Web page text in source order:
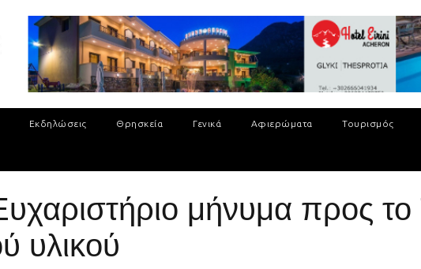
Εκδηλώσεις Θρησκεία Γενικά Αφιερώματα Τουρισμός
μήνυμα προς
υλικού